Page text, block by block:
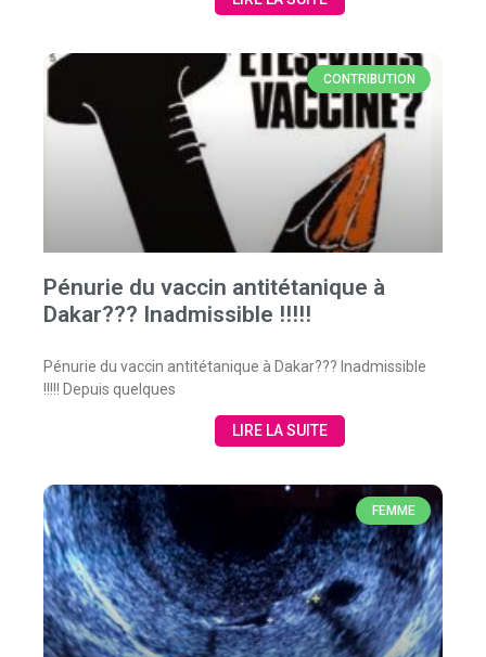
CONTRIBUTION
Pénurie du vaccin antitétanique à
Dakar??? Inadmissible !!!!!
Pénurie du vaccin antitétanique à Dakar??? Inadmissible
!!!!! Depuis quelques
LIRE LA SUITE
FEMME